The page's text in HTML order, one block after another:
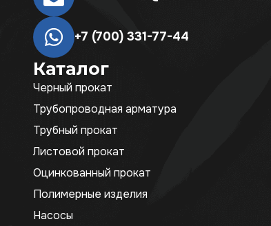
+7 (700) 331-77-44
Каталог
Черный прокат
Трубопроводная арматура
Трубный прокат
Листовой прокат
Оцинкованный прокат
Полимерные изделия
Насосы